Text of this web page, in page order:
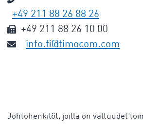
+49 211 88 26 88 26
+49 211 88 26 10 00
info.fi@timocom.com
Johtohenkilöt, joilla on valtuudet